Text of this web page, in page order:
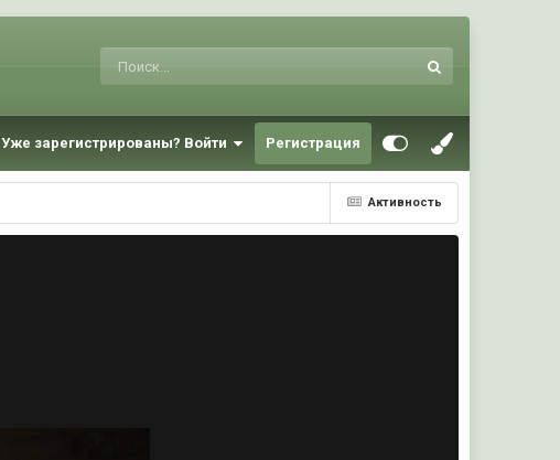
Уже зарегистрированы? Войти Регистрация
Активность